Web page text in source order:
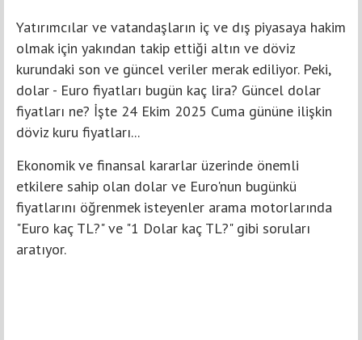
Yatırımcılar ve vatandaşların iç ve dış piyasaya hakim
olmak için yakından takip ettiği altın ve döviz
kurundaki son ve güncel veriler merak ediliyor. Peki,
dolar - Euro fiyatları bugün kaç lira? Güncel dolar
fiyatları ne? İşte 24 Ekim 2025 Cuma gününe ilişkin
döviz kuru fiyatları...
Ekonomik ve finansal kararlar üzerinde önemli
etkilere sahip olan dolar ve Euro'nun bugünkü
fiyatlarını öğrenmek isteyenler arama motorlarında
"Euro kaç TL?" ve "1 Dolar kaç TL?" gibi soruları
aratıyor.